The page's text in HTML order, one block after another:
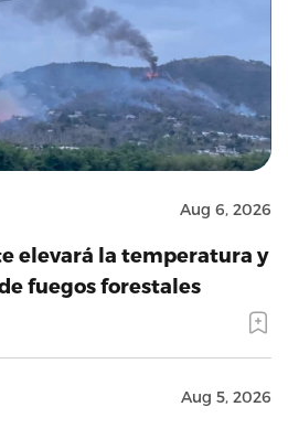
Aug 6, 2026
elevará la temperatura y
fuegos forestales
Aug 5, 2026